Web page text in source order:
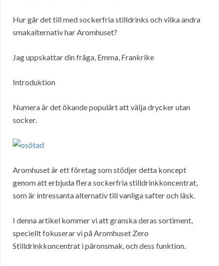
Hur går det till med sockerfria stilldrinks och vilka andra
smakalternativ har Aromhuset?
Jag uppskattar din fråga, Emma, Frankrike
Introduktion
Numera är det ökande populärt att välja drycker utan
socker.
Aromhuset är ett företag som stödjer detta koncept
genom att erbjuda flera sockerfria stilldrinkkoncentrat,
som är intressanta alternativ till vanliga safter och läsk.
I denna artikel kommer vi att granska deras sortiment,
speciellt fokuserar vi på Aromhuset Zero
Stilldrinkkoncentrat i päronsmak, och dess funktion.